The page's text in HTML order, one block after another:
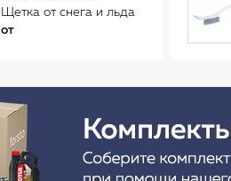
Щетка от снега и льда
(34 см)
от